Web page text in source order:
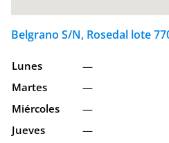
Belgrano S/N, Rosedal lote
Lunes
—
Martes
—
Miércoles
—
Jueves
—